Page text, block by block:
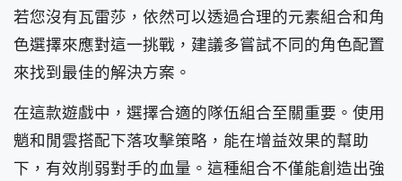
若您沒有瓦雷莎，依然可以透過合理的元素組合和角
色選擇來應對這一挑戰，建議多嘗試不同的角色配置
來找到最佳的解決方案。
在這款遊戲中，選擇合適的隊伍組合至關重要。使用
魈和閒雲搭配下落攻擊策略，能在增益效果的幫助
下，有效削弱對手的血量。這種組合不僅能創造出強